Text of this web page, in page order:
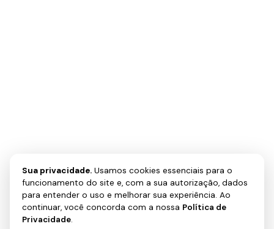
Sua privacidade. Usamos cookies essenciais para o
funcionamento do site e, com a sua autorização, dados
para entender o uso e melhorar sua experiência. Ao
continuar, você concorda com a nossa Política de
Privacidade.